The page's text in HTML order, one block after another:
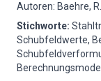
Autoren: Baehre,
Stichworte:
Schubfeldwerte,
Berechnungsmodell